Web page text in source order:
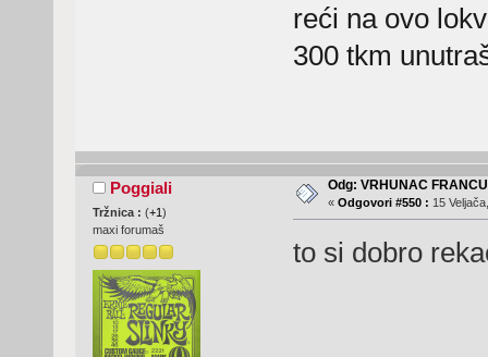
reći na ovo
300 tkm
Poggiali
Tržnica : (+1)
maxi forumaš
Odg: VRHUNAC
« Odgovori #550 : 15
to si dobro